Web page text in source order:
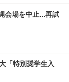
会場を中止...再試
「特別奨学生入